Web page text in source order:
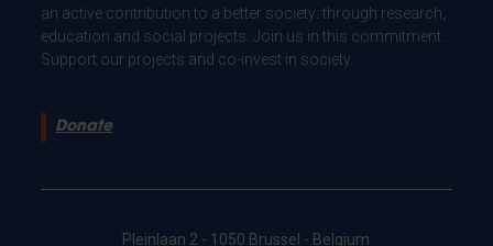
an active contribution to a better society: through research,
education and social projects. Join us in this commitment.
Support our projects and co-invest in society.
Donate
Pleinlaan 2 - 1050 Brussel - Belgium